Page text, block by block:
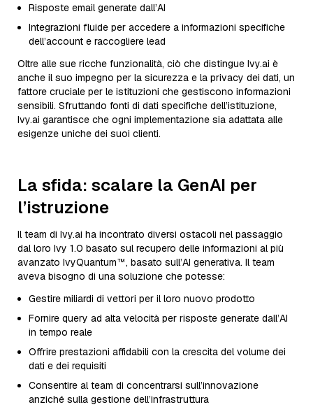
Risposte email generate dall’AI
Integrazioni fluide per accedere a informazioni specifiche
dell’account e raccogliere lead
Oltre alle sue ricche funzionalità, ciò che distingue Ivy.ai è
anche il suo impegno per la sicurezza e la privacy dei dati, un
fattore cruciale per le istituzioni che gestiscono informazioni
sensibili. Sfruttando fonti di dati specifiche dell’istituzione,
Ivy.ai garantisce che ogni implementazione sia adattata alle
esigenze uniche dei suoi clienti.
La sfida: scalare la GenAI per
l’istruzione
Il team di Ivy.ai ha incontrato diversi ostacoli nel passaggio
dal loro Ivy 1.0 basato sul recupero delle informazioni al più
avanzato IvyQuantum™, basato sull’AI generativa. Il team
aveva bisogno di una soluzione che potesse:
Gestire miliardi di vettori per il loro nuovo prodotto
Fornire query ad alta velocità per risposte generate dall’AI
in tempo reale
Offrire prestazioni affidabili con la crescita del volume dei
dati e dei requisiti
Consentire al team di concentrarsi sull’innovazione
anziché sulla gestione dell’infrastruttura